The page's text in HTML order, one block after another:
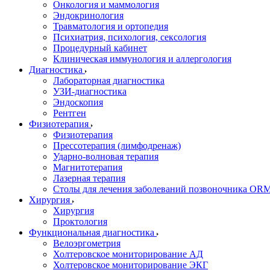
Онкология и маммология
Эндокринология
Травматология и ортопедия
Психиатрия, психология, сексология
Процедурный кабинет
Клиническая иммунология и аллергология
Диагностика
Лабораторная диагностика
УЗИ-диагностика
Эндоскопия
Рентген
Физиотерапия
Физиотерапия
Прессотерапия (лимфодренаж)
Ударно-волновая терапия
Магнитотерапия
Лазерная терапия
Столы для лечения заболеваний позвоночника
Хирургия
Хирургия
Проктология
Функциональная диагностика
Велоэргометрия
Холтеровское мониторирование АД
Холтеровское мониторирование ЭКГ